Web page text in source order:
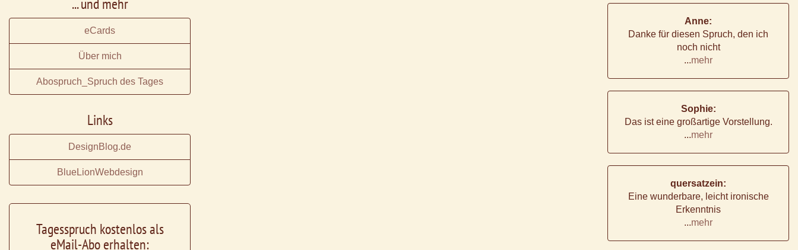
... und mehr
eCards
Über mich
Abospruch_Spruch des Tages
Links
DesignBlog.de
BlueLionWebdesign
Tagesspruch kostenlos als
eMail-Abo erhalten:
Anne:
Danke für diesen Spruch, den ich
noch nicht
...mehr
Sophie:
Das ist eine großartige Vorstellung.
...mehr
quersatzein:
Eine wunderbare, leicht ironische
Erkenntnis
...mehr